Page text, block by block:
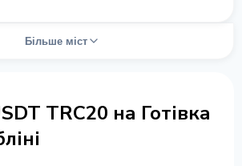
Більше міст
TRC20 на Готівка